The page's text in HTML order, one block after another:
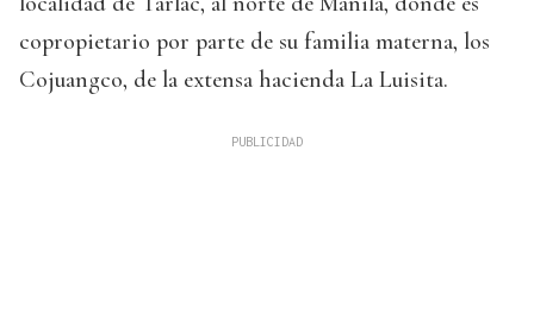
copropietario por parte de su familia materna, los
Cojuangco, de la extensa hacienda La Luisita.